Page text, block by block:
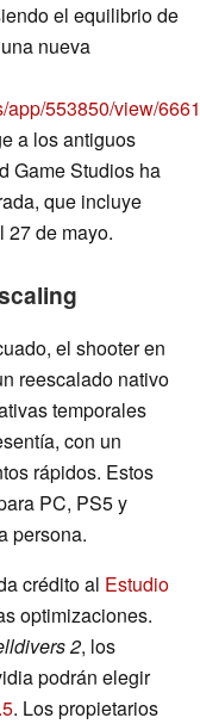
el equilibrio de
nueva
app/553850/view/
a los antiguos
Game Studios ha
que incluye
27 de mayo.
el shooter en
reescalado nativo
temporales
con un
rápidos. Estos
PC, PS5 y
persona.
crédito al Estudio
optimizaciones.
2, los
podrán elegir
. Los propietarios